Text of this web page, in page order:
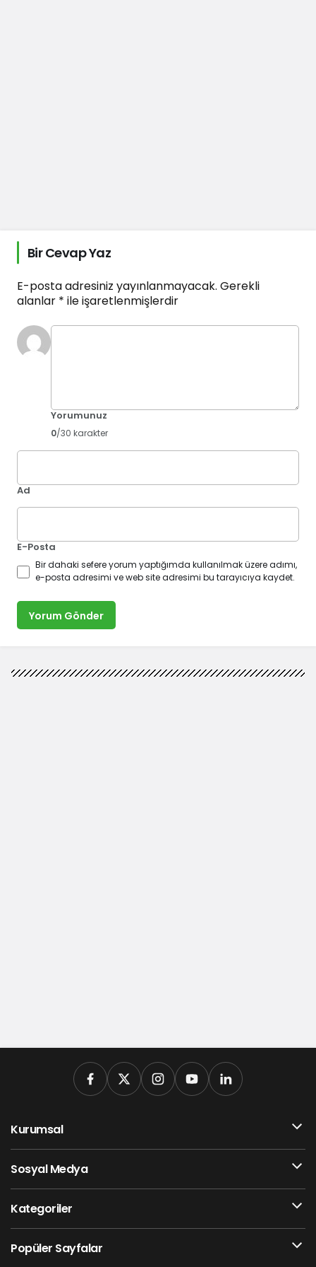
Bir Cevap Yaz
E-posta adresiniz yayınlanmayacak. Gerekli
alanlar * ile işaretlenmişlerdir
Yorumunuz
0/30 karakter
Ad
E-Posta
Bir dahaki sefere yorum yaptığımda kullanılmak üzere adımı,
e-posta adresimi ve web site adresimi bu tarayıcıya kaydet.
Yorum Gönder
Kurumsal
Sosyal Medya
Kategoriler
Popüler Sayfalar